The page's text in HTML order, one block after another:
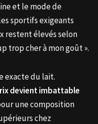
et le mode de
sportifs exigeants
restent élevés selon
trop cher à mon goût ».
exacte du lait.
devient imbattable
une composition
chez